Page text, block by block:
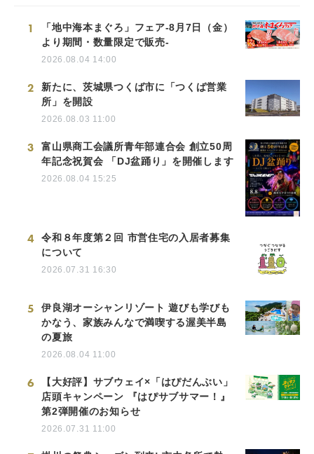
1
「地中海本まぐろ」フェア-8月7日（金）
より期間・数量限定で販売-
2026.08.04 14:00
2
新たに、茨城県つくば市に「つくば営業
所」を開設
2026.08.03 11:00
3
富山県商工会議所青年部連合会 創立50周
年記念祝賀会 「DJ盆踊り」を開催します
2026.08.04 15:25
4
令和８年度第２回 市営住宅の入居者募集
について
2026.07.31 16:30
5
伊良湖オーシャンリゾート 遊びも学びも
かなう、家族みんなで満喫する渥美半島
の夏旅
2026.08.04 11:00
6
【大好評】サブウェイ×「はぴだんぶい」
店頭キャンペーン 『はぴサブサマー！』
第2弾開催のお知らせ
2026.07.31 11:00